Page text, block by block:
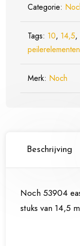
10
van
aantal
Categorie:
Tags: 10, 14,5,
Merk: Noch
Beschrijving
Noch 53904
stuks van 14,5